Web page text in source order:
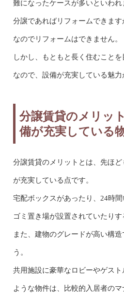
難になったケースが多いといわれ
分譲であればリフォームできま
なのでリフォームはできません。
しかし、もともと長く住むこと
なので、設備が充実している魅力
分譲賃貸のメリッ
備が充実している
分譲賃貸のメリットとは、先ほ
が充実している点です。
宅配ボックスがあったり、24時
ゴミ置き場が設置されていたりす
また、建物のグレードが高い構
う。
共用施設に豪華なロビーやゲス
ような物件は、比較的入居者の